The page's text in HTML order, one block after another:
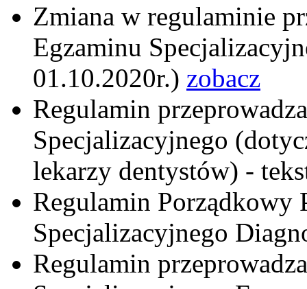
Zmiana w regulaminie
Egzaminu
01.10.2020r.) zobacz
Regulamin
Specjalizacyjnego
lekarzy dentystów) -
Regulamin Porządkowy
Specjalizacyjnego
Regulamin